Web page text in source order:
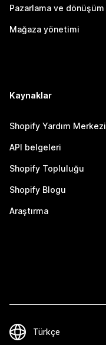
Pazarlama ve dönüşüm
Mağaza yönetimi
Kaynaklar
Shopify Yardım Merkezi
API belgeleri
Shopify Topluluğu
Shopify Blogu
Araştırma